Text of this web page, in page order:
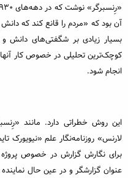
آن بود که «مردم را قانع کند که
بسیار زیادی بر شگفتی‌های دانش
کوچک‌ترین تحلیلی در خصوص کار آنها
انجام شود.
این روش خطراتی دارد. مانند
لارنس» روزنامه‌نگار علم «نیویورک
عنوان گزارشگر و در عین حال